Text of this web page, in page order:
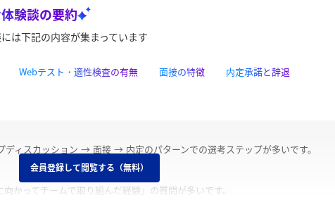
業界・企業研究
験談の要約
は下記の内容が集まっています
Webテスト・適性検査の有無 面接の特徴
内定承諾と辞退
ィスカッション → 面接 → 内定のパターンでの選考ステップが多いです。
かってチームで取り組んだ経験」の質問が多いです。
会員登録して閲覧する（無料）